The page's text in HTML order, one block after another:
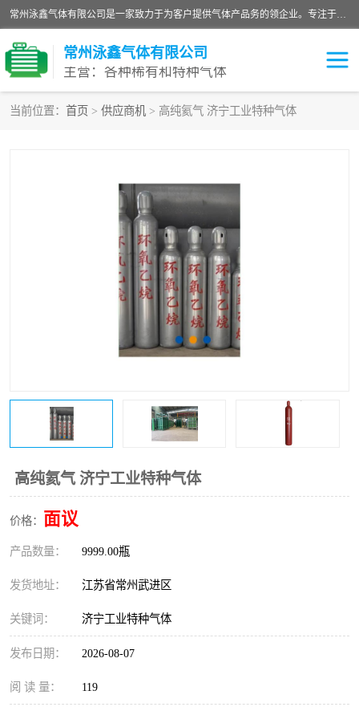
常州泳鑫气体有限公司是一家致力于为客户提供气体产品务的领企业。专注于环氧乙烷剂、环氧乙烷、高纯气体以及稀有和特种气体的研发、生产、销售和配送，产品广泛应用于医疗、电子、科研、化工、食品等多个领域。主要产品有：环氧乙烷灭菌剂，环氧乙烷，高纯氩，氮，氪，氙，氖，氘，笑，氦，氢，氧等各种稀有和特种气体。
常州泳鑫气体有限公司
主营：各种稀有和特种气体
当前位置： 首页 > 供应商机 > 高纯氦气 济宁工业特种气体
高纯氦气 济宁工业特种气体
价格： 面议
产品数量： 9999.00瓶
发货地址： 江苏省常州武进区
关键词： 济宁工业特种气体
发布日期： 2026-08-07
阅 读 量： 119